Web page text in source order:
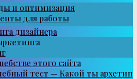
и оптимизация
для работы
дизайнера
этого сайта
тест — Какой ты архетип